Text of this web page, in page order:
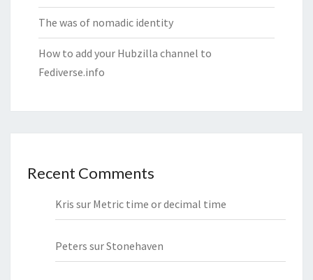
The was of nomadic identity
How to add your Hubzilla channel to
Fediverse.info
Recent Comments
Kris sur Metric time or decimal time
Peters surStonehaven